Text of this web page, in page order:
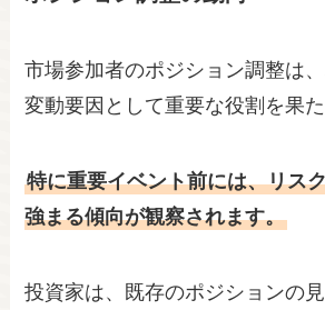
市場参加者のポジション調整は
変動要因として重要な役割を果た
特に重要イベント前には、リス
強まる傾向が観察されます。
投資家は、既存のポジションの